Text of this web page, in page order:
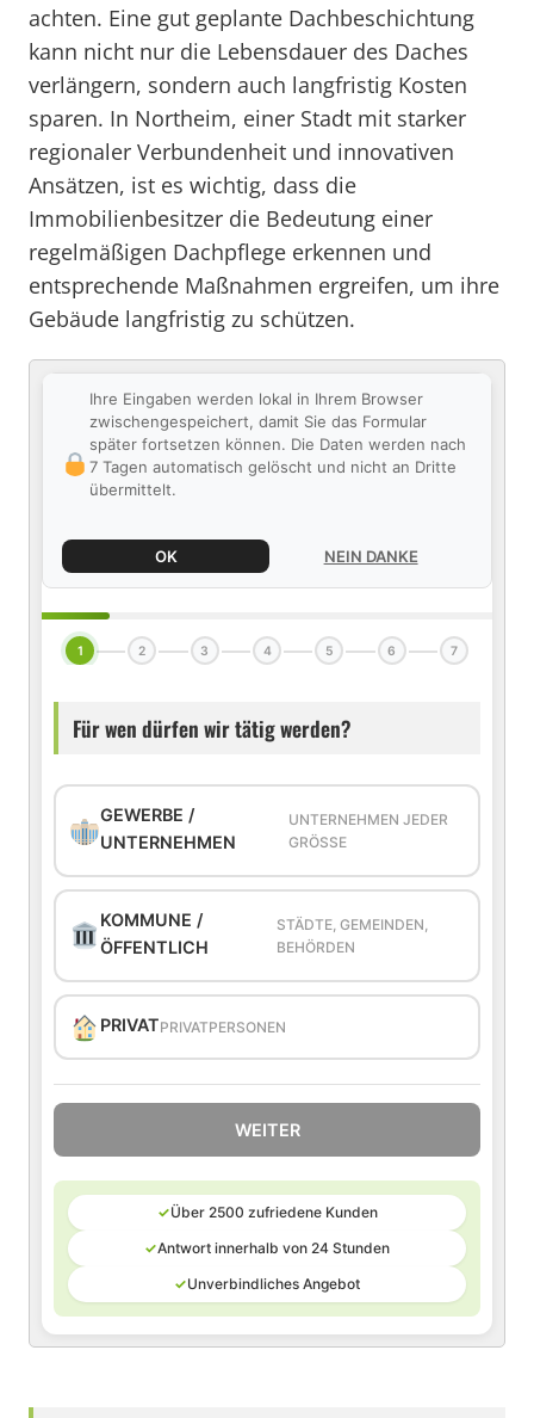
achten. Eine gut geplante Dachbeschichtung
kann nicht nur die Lebensdauer des Daches
verlängern, sondern auch langfristig Kosten
sparen. In Northeim, einer Stadt mit starker
regionaler Verbundenheit und innovativen
Ansätzen, ist es wichtig, dass die
Immobilienbesitzer die Bedeutung einer
regelmäßigen Dachpflege erkennen und
entsprechende Maßnahmen ergreifen, um ihre
Gebäude langfristig zu schützen.
Ihre Eingaben werden lokal in Ihrem Browser
zwischengespeichert, damit Sie das Formular
später fortsetzen können. Die Daten werden nach
7 Tagen automatisch gelöscht und nicht an Dritte
übermittelt.
OK NEIN DANKE
1 2 3 4 5 6 7
Für wen dürfen wir tätig werden?
GEWERBE /
UNTERNEHMEN
UNTERNEHMEN JEDER
GRÖSSE
KOMMUNE /
ÖFFENTLICH
STÄDTE, GEMEINDEN,
BEHÖRDEN
PRIVATPRIVATPERSONEN
WEITER
✓Über 2500 zufriedene Kunden
✓Antwort innerhalb von 24 Stunden
✓Unverbindliches Angebot